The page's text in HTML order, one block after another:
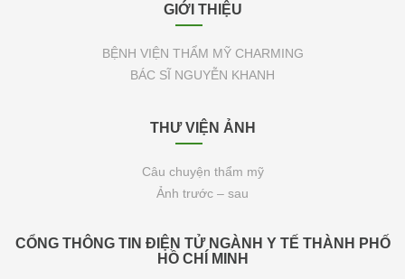
GIỚI THIỆU
BỆNH VIỆN THẨM MỸ CHARMING
BÁC SĨ NGUYỄN KHANH
THƯ VIỆN ẢNH
Câu chuyện thẩm mỹ
Ảnh trước – sau
CỔNG THÔNG TIN ĐIỆN TỬ NGÀNH Y TẾ THÀNH PHỐ
HỒ CHÍ MINH